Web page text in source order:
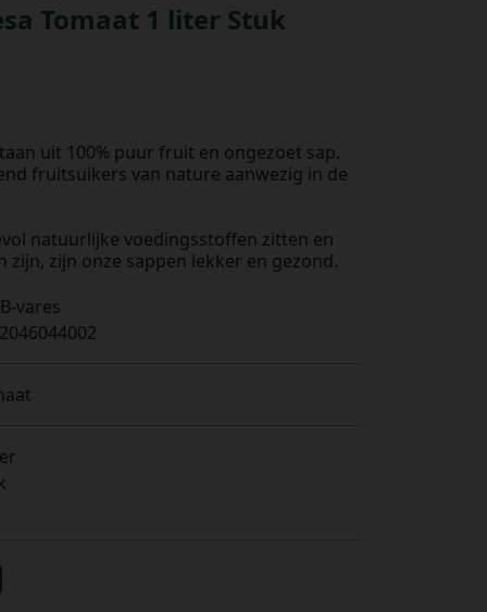
Tomaat 1 liter Stuk
uit 100% puur fruit en ongezoet sap.
fruitsuikers van nature aanwezig in de
natuurlijke voedingsstoffen zitten en
zijn, zijn onze sappen lekker en gezond.
vares